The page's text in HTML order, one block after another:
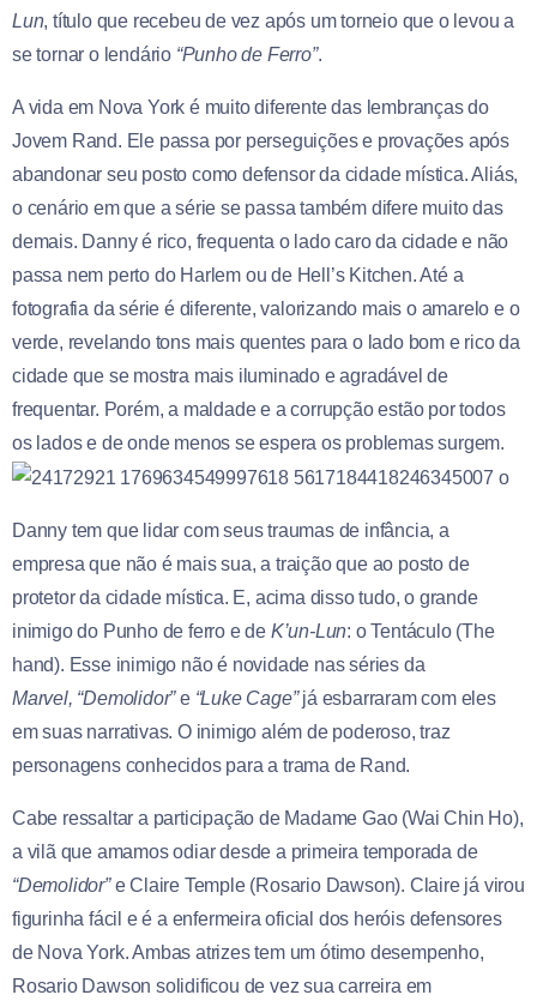
Lun, título que recebeu de vez após um torneio que o levou a
se tornar o lendário “Punho de Ferro”.
A vida em Nova York é muito diferente das lembranças do
Jovem Rand. Ele passa por perseguições e provações após
abandonar seu posto como defensor da cidade mística. Aliás,
o cenário em que a série se passa também difere muito das
demais. Danny é rico, frequenta o lado caro da cidade e não
passa nem perto do Harlem ou de Hell’s Kitchen. Até a
fotografia da série é diferente, valorizando mais o amarelo e o
verde, revelando tons mais quentes para o lado bom e rico da
cidade que se mostra mais iluminado e agradável de
frequentar. Porém, a maldade e a corrupção estão por todos
os lados e de onde menos se espera os problemas surgem.
Danny tem que lidar com seus traumas de infância, a
empresa que não é mais sua, a traição que ao posto de
protetor da cidade mística. E, acima disso tudo, o grande
inimigo do Punho de ferro e de K’un-Lun: o Tentáculo (The
hand). Esse inimigo não é novidade nas séries da
Marvel, “Demolidor”e “Luke Cage”já esbarraram com eles
em suas narrativas. O inimigo além de poderoso, traz
personagens conhecidos para a trama de Rand.
Cabe ressaltar a participação de Madame Gao (Wai Chin Ho),
a vilã que amamos odiar desde a primeira temporada de
“Demolidor”e Claire Temple (Rosario Dawson). Claire já virou
figurinha fácil e é a enfermeira oficial dos heróis defensores
de Nova York. Ambas atrizes tem um ótimo desempenho,
Rosario Dawson solidificou de vez sua carreira em